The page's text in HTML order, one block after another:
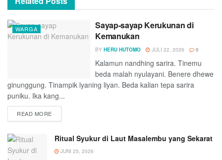
WARGA
Sayap-sayap Kerukunan di
Kemanukan
BY HERU HUTOMO JULI 22, 2026 0
Kalamun nandhing sarira. Tinemu
beda malah nyulayani. Benere dhewe
ginunggung. Tinampik lyaning liyan. Beda kalian tepa sarira
puniku. Ika kang...
READ MOREDETAILS
Ritual Syukur di Laut Masalembu yang Sekarat
JUNI 25, 2026